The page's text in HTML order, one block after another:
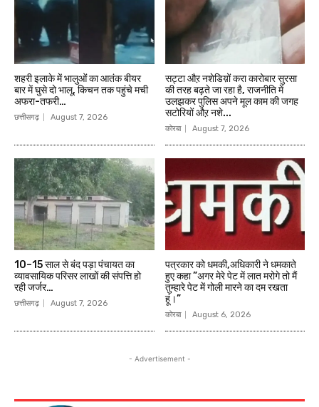
शहरी इलाके में भालुओं का आतंक बीयर
बार में घुसे दो भालू, किचन तक पहुंचे मची
अफरा-तफरी…
छत्तीसगढ़ August 7, 2026
सट्टा औऱ नशेडिय़ों करा कारोबार सुरसा
की तरह बढ़ते जा रहा है, राजनीति में
उलझकर पुलिस अपने मूल काम की जगह
सटोरियों औऱ नशे...
कोरबा August 7, 2026
10–15 साल से बंद पड़ा पंचायत का
व्यावसायिक परिसर लाखों की संपत्ति हो
रही जर्जर…
छत्तीसगढ़ August 7, 2026
पत्रकार को धमकी,अधिकारी ने धमकाते
हुए कहा ”अगर मेरे पेट में लात मरोगे तो मैं
तुम्हारे पेट में गोली मारने का दम रखता
हूं।”
कोरबा August 6, 2026
- Advertisement -